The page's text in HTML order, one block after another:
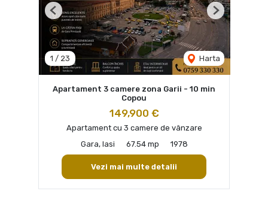
1 / 23 Harta
Previous Next
Apartament 3 camere zona Garii - 10 min
Copou
149,900 €
Apartament cu 3 camere de vânzare
Gara, Iasi
67.54 mp 1978
Vezi mai multe detalii